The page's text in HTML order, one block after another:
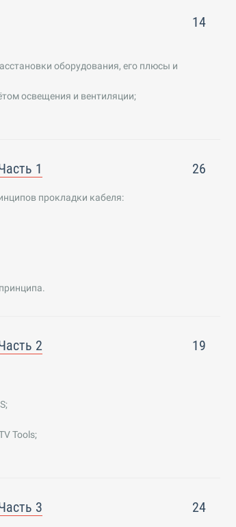
14
оборудования, его плюсы и
освещения и вентиляции;
1 26
прокладки кабеля:
2 19
Tools;
3 24